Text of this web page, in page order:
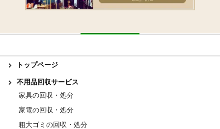
トップページ
不用品回収サービス
家具の回収・処分
家電の回収・処分
粗大ゴミの回収・処分